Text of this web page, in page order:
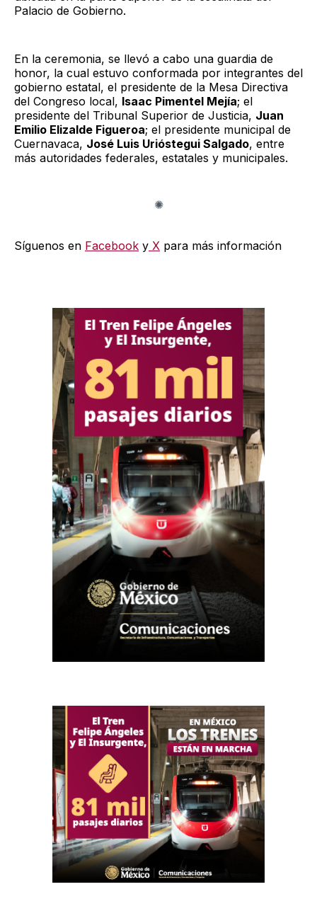
Palacio de Gobierno.
En la ceremonia, se llevó a cabo una guardia de
honor, la cual estuvo conformada por integrantes del
gobierno estatal, el presidente de la Mesa Directiva
del Congreso local, Isaac Pimentel Mejía; el
presidente del Tribunal Superior de Justicia, Juan
Emilio Elizalde Figueroa; el presidente municipal de
Cuernavaca, José Luis Urióstegui Salgado, entre
más autoridades federales, estatales y municipales.
Síguenos en Facebook y X para más información